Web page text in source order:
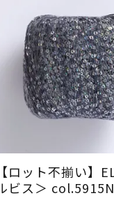
【ロット不揃い】
ビス＞